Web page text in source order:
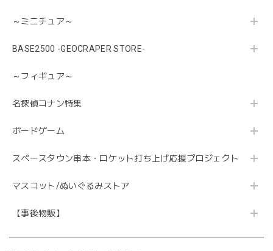
～ミニチュア～
BASE2500 -GEOCRAPER STORE-
～フィギュア～
名探偵コナン特集
ボードゲーム
スペースタウン串本・ロケット打ち上げ応援プロジェクト
マスコット/ぬいぐるみストア
【事後物販】